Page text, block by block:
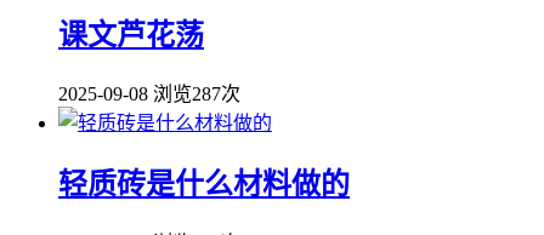
课文芦花荡
2025-09-08 浏览287次
轻质砖是什么材料做的